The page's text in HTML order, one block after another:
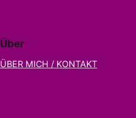
Über
ÜBER MICH / KONTAKT